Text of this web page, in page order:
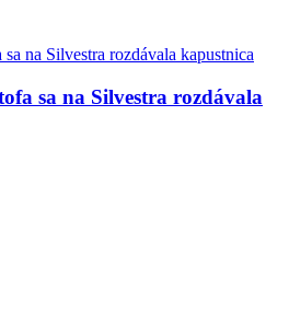
sa na Silvestra rozdávala